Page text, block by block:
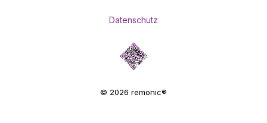
Datenschutz
© 2026 remonic®